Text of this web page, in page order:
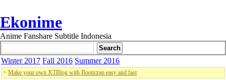
Ekonime
Anime Fanshare Subtitle Indonesia
Winter 2017 Fall 2016 Summer 2016
> Make your own XTBlog with Bootstrap easy and fast